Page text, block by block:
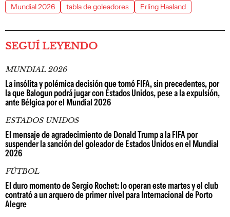
Mundial 2026 tabla de goleadores Erling Haaland
SEGUÍ LEYENDO
MUNDIAL 2026
La insólita y polémica decisión que tomó FIFA, sin precedentes, por
la que Balogun podrá jugar con Estados Unidos, pese a la expulsión,
ante Bélgica por el Mundial 2026
ESTADOS UNIDOS
El mensaje de agradecimiento de Donald Trump a la FIFA por
suspender la sanción del goleador de Estados Unidos en el Mundial
2026
FÚTBOL
El duro momento de Sergio Rochet: lo operan este martes y el club
contrató a un arquero de primer nivel para Internacional de Porto
Alegre